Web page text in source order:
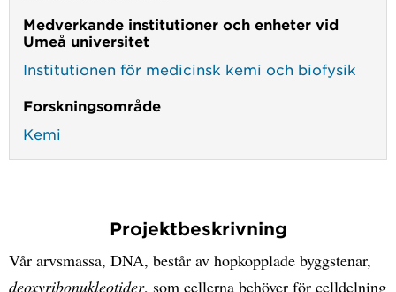
Medverkande institutioner och enheter vid
Umeå universitet
Institutionen för medicinsk kemi och biofysik
Forskningsområde
Kemi
Projektbeskrivning
Vår arvsmassa, DNA, består av hopkopplade byggstenar,
deoxyribonukleotider, som cellerna behöver för celldelning